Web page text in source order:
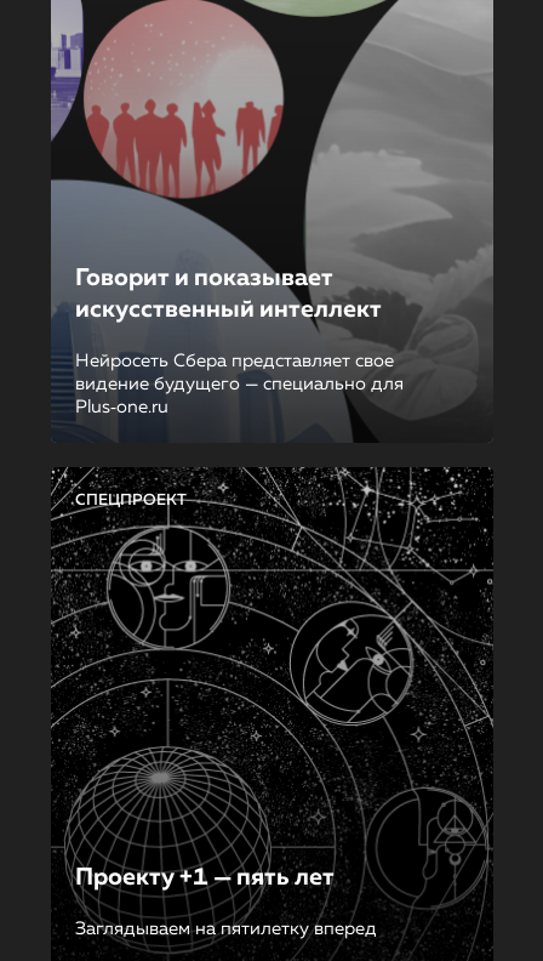
Говорит и показывает
искусственный интеллект
Нейросеть Сбера представляет свое
видение будущего — специально для
Plus‑one.ru
СПЕЦПРОЕКТ
Проекту +1 — пять лет
Заглядываем на пятилетку вперед